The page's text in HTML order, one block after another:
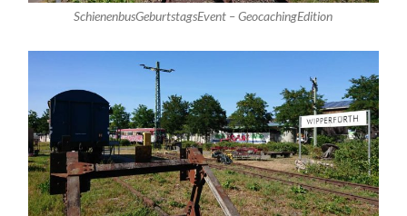
SchienenbusGeburtstagsEvent – GeocachingEdition